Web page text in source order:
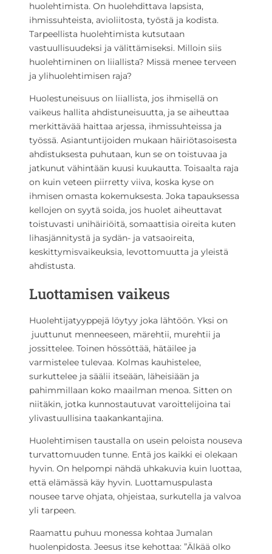
huolehtimista. On huolehdittava lapsista,
ihmissuhteista, avioliitosta, työstä ja kodista.
Tarpeellista huolehtimista kutsutaan
vastuullisuudeksi ja välittämiseksi. Milloin siis
huolehtiminen on liiallista? Missä menee terveen
ja ylihuolehtimisen raja?
Huolestuneisuus on liiallista, jos ihmisellä on
vaikeus hallita ahdistuneisuutta, ja se aiheuttaa
merkittävää haittaa arjessa, ihmissuhteissa ja
työssä. Asiantuntijoiden mukaan häiriötasoisesta
ahdistuksesta puhutaan, kun se on toistuvaa ja
jatkunut vähintään kuusi kuukautta. Toisaalta raja
on kuin veteen piirretty viiva, koska kyse on
ihmisen omasta kokemuksesta. Joka tapauksessa
kellojen on syytä soida, jos huolet aiheuttavat
toistuvasti unihäiriöitä, somaattisia oireita kuten
lihasjännitystä ja sydän- ja vatsaoireita,
keskittymisvaikeuksia, levottomuutta ja yleistä
ahdistusta.
Luottamisen vaikeus
Huolehtijatyyppejä löytyy joka lähtöön. Yksi on
juuttunut menneeseen, märehtii, murehtii ja
jossittelee. Toinen hössöttää, hätäilee ja
varmistelee tulevaa. Kolmas kauhistelee,
surkuttelee ja säälii itseään, läheisiään ja
pahimmillaan koko maailman menoa. Sitten on
niitäkin, jotka kunnostautuvat varoittelijoina tai
ylivastuullisina taakankantajina.
Huolehtimisen taustalla on usein peloista nouseva
turvattomuuden tunne. Entä jos kaikki ei olekaan
hyvin. On helpompi nähdä uhkakuvia kuin luottaa,
että elämässä käy hyvin. Luottamuspulasta
nousee tarve ohjata, ohjeistaa, surkutella ja valvoa
yli tarpeen.
Raamattu puhuu monessa kohtaa Jumalan
huolenpidosta. Jeesus itse kehottaa: ”Älkää olko